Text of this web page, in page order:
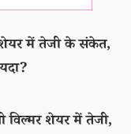
में तेजी के संकेत,
शेयर में तेजी,